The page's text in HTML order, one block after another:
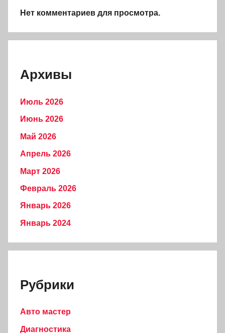
Нет комментариев для просмотра.
Архивы
Июль 2026
Июнь 2026
Май 2026
Апрель 2026
Март 2026
Февраль 2026
Январь 2026
Январь 2024
Рубрики
Авто мастер
Диагностика